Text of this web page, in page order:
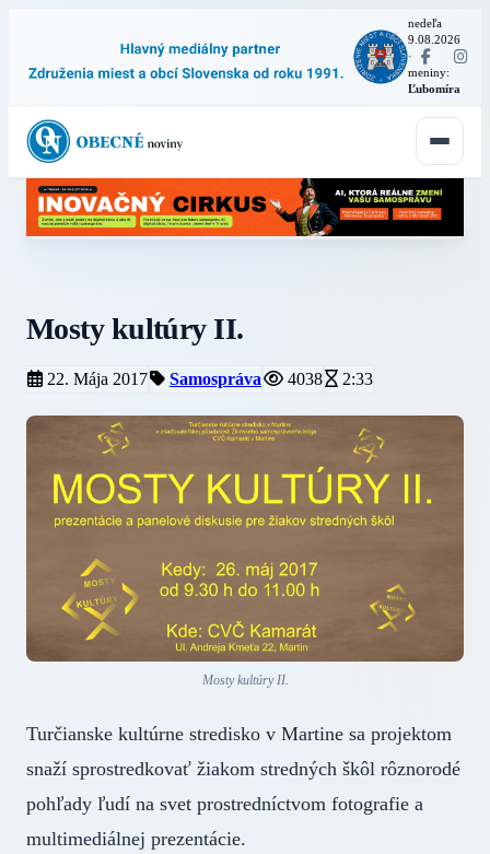
nedeľa
9.08.2026
·
meniny:
Ľubomíra
Mosty kultúry II.
22. Mája 2017 Samospráva 4038 2:33
Mosty kultúry II.
Turčianske kultúrne stredisko v Martine sa projektom
snaží sprostredkovať žiakom stredných škôl rôznorodé
pohľady ľudí na svet prostredníctvom fotografie a
multimediálnej prezentácie.